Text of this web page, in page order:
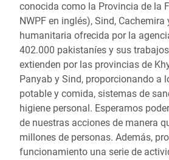
conocida como la Provincia de la
NWPF en inglés), Sind,
humanitaria ofrecida por la
402.000 pakistaníes y sus
extienden por las provincias de
Panyab y Sind, proporcionando a
potable y comida, sistemas de
higiene personal. Esperamos
de nuestras acciones de manera
millones de personas. Además,
funcionamiento una serie de